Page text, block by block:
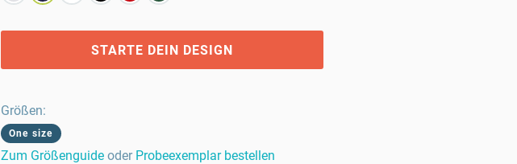
STARTE DEIN DESIGN
Größen:
One size
Zum Größenguide oder Probeexemplar bestellen